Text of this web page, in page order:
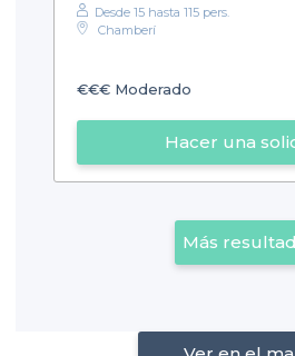
Desde 15 hasta 115 pers.
Chamberí
€€€ Moderado
Hacer una
Más